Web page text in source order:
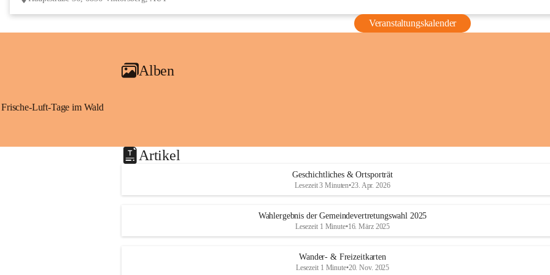
Veranstaltungskalender
Alben
Frische-Luft-Tage im Wald
Artikel
Geschichtliches & Ortsporträt
Lesezeit 3 Minuten•23. Apr. 2026
Wahlergebnis der Gemeindevertretungswahl 2025
Lesezeit 1 Minute•16. März 2025
Wander- & Freizeitkarten
Lesezeit 1 Minute•20. Nov. 2025